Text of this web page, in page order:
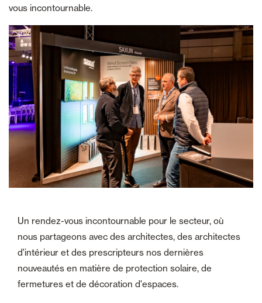
vous incontournable.
Un rendez-vous incontournable pour le secteur, où
nous partageons avec des architectes, des architectes
d'intérieur et des prescripteurs nos dernières
nouveautés en matière de protection solaire, de
fermetures et de décoration d'espaces.